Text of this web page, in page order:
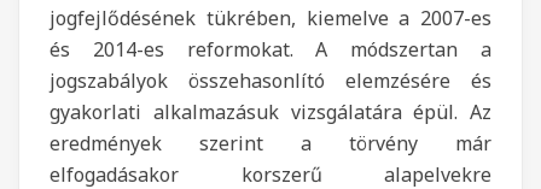
jogfejlődésének tükrében, kiemelve a 2007-es
és 2014-es reformokat. A módszertan a
jogszabályok összehasonlító elemzésére és
gyakorlati alkalmazásuk vizsgálatára épül. Az
eredmények szerint a törvény már
elfogadásakor korszerű alapelvekre